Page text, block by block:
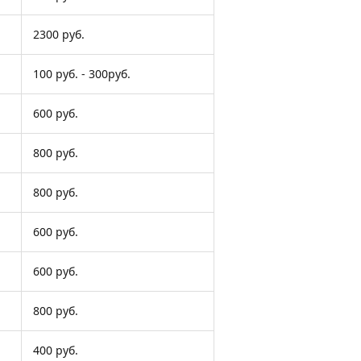
2300 руб.
100 руб. - 300руб.
600 руб.
800 руб.
800 руб.
600 руб.
600 руб.
800 руб.
400 руб.